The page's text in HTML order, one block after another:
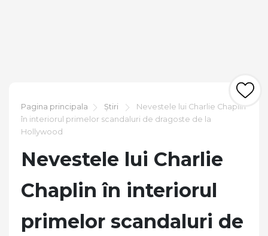
Pagina principala Știri
Nevestele lui Charlie Chaplin
în interiorul primelor scandaluri de dragoste de la
Hollywood
Nevestele lui Charlie
Chaplin în interiorul
primelor scandaluri de